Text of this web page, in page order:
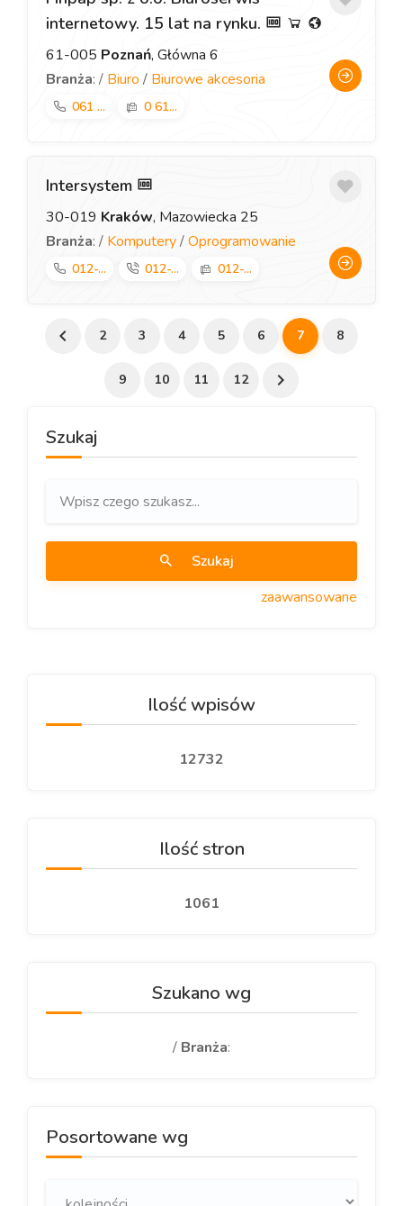
internetowy. 15 lat na rynku.
61-005 Poznań, Główna 6
Branża: / Biuro / Biurowe akcesoria
061 ... 0 61...
Intersystem
30-019 Kraków, Mazowiecka 25
Branża: / Komputery/Oprogramowanie
012-... 012-... 012-...
2 3 4 5 6 7 8
9 10 11 12
Szukaj
Szukaj
zaawansowane
Ilość wpisów
12732
Ilość stron
1061
Szukano wg
/ Branża:
Posortowane wg